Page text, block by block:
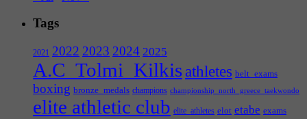
Tags
2021 2022 2023 2024 2025
A.C_Tolmi_Kilkis athletes belt_exams
boxing bronze_medals champions championship_north_greece_taekwondo
elite athletic club elite_athletes elot etabe exams